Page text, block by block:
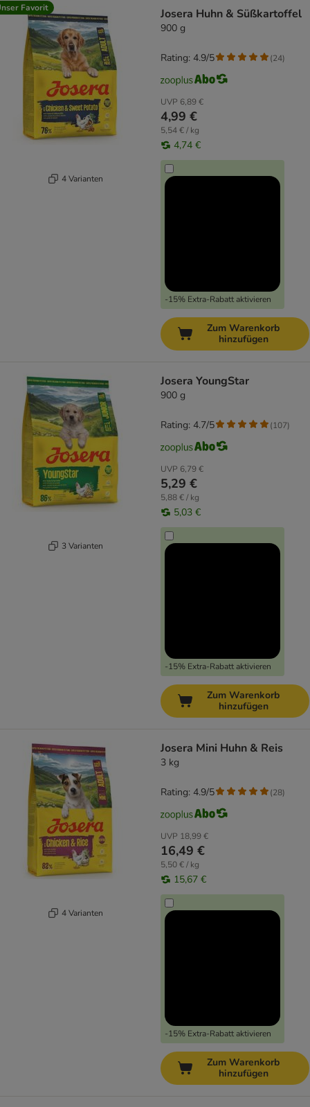
Favorit
4 Varianten
Josera Huhn & Süßkartoffel
900 g
UVP 6,89 €
4,99 €
5,54 € / kg
4,74 €
-15% Extra-Rabatt aktivieren
Rating: 4.9/5 (24)
Zum Warenkorb
hinzufügen
3 Varianten
Josera YoungStar
900 g
UVP 6,79 €
5,29 €
5,88 € / kg
5,03 €
-15% Extra-Rabatt aktivieren
Rating: 4.7/5 (107)
Zum Warenkorb
hinzufügen
4 Varianten
Josera Mini Huhn & Reis
3 kg
UVP 18,99 €
16,49 €
5,50 € / kg
15,67 €
-15% Extra-Rabatt aktivieren
Rating: 4.9/5 (28)
Zum Warenkorb
hinzufügen